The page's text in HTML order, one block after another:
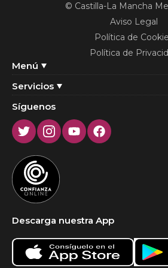
Menú
Servicios
© Castilla-La Mancha
Aviso Legal
Política de
Política de
Síguenos
TwitterInstagram
YoutubeFacebook
Descarga nuestra App